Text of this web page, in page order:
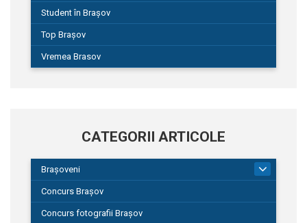
Student în Brașov
Top Brașov
Vremea Brasov
CATEGORII ARTICOLE
Brașoveni
Concurs Brașov
Concurs fotografii Brașov